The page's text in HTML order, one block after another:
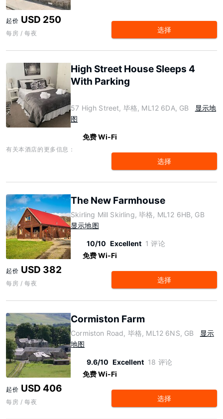
起价 USD 250
每房 / 每夜 选择
High Street House Sleeps 4
With Parking
57 High Street, 毕格, ML12 6DA, GB
显示地
图
免费 Wi-Fi
有关本酒店的更多信息：
选择
The New Farmhouse
Skirling Mill Skirling, 毕格, ML12 6HB, GB
显示地图
10/10 Excellent 1 评论
免费 Wi-Fi
起价 USD 382
每房 / 每夜 选择
Cormiston Farm
Cormiston Road, 毕格, ML12 6NS, GB
显示
地图
9.6/10 Excellent 18 评论
免费 Wi-Fi
起价 USD 406
每房 / 每夜 选择